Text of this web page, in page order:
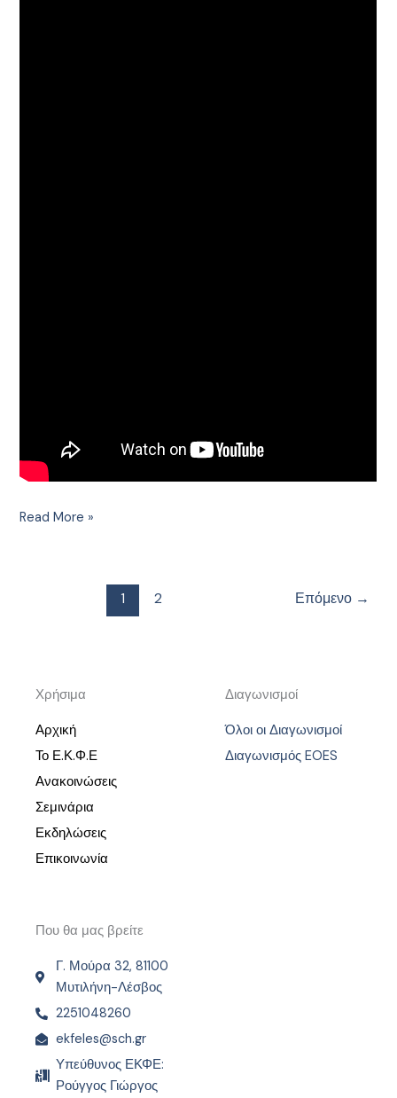
Read More »
1 2 Επόμενο →
Χρήσιμα
Αρχική
Το Ε.Κ.Φ.Ε
Ανακοινώσεις
Σεμινάρια
Εκδηλώσεις
Επικοινωνία
Διαγωνισμοί
Όλοι οι Διαγωνισμοί
Διαγωνισμός EOES
Που θα μας βρείτε
Γ. Μούρα 32, 81100
Μυτιλήνη-Λέσβος
2251048260
ekfeles@sch.gr
Υπεύθυνος ΕΚΦΕ:
Ρούγγος Γιώργος